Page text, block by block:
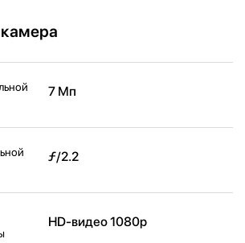
7 Мп
ƒ/2.2
HD-видео 1080p